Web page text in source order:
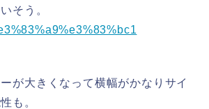
そう。
が大きくなって横幅がかなりサイ
も。